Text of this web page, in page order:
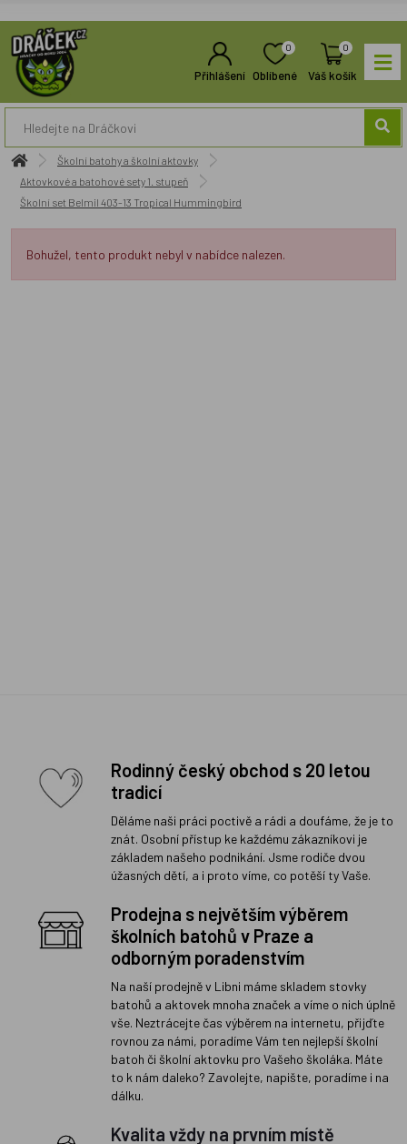
Přihlášení
0
Oblíbené
0
Váš košík
Školní batohy a školní aktovky
Aktovkové a batohové sety 1. stupeň
Školní set Belmil 403-13 Tropical Hummingbird
Bohužel, tento produkt nebyl v nabídce nalezen.
Rodinný český obchod s 20 letou
tradicí
Děláme naši práci poctivě a rádi a doufáme, že je to
znát. Osobní přístup ke každému zákazníkovi je
základem našeho podnikání. Jsme rodiče dvou
úžasných dětí, a i proto víme, co potěší ty Vaše.
Prodejna s největším výběrem
školních batohů v Praze a
odborným poradenstvím
Na naší prodejně v Libni máme skladem stovky
batohů a aktovek mnoha značek a víme o nich úplně
vše. Neztrácejte čas výběrem na internetu, přijďte
rovnou za námi, poradíme Vám ten nejlepší školní
batoh či školní aktovku pro Vašeho školáka. Máte
to k nám daleko? Zavolejte, napište, poradíme i na
dálku.
Kvalita vždy na prvním místě